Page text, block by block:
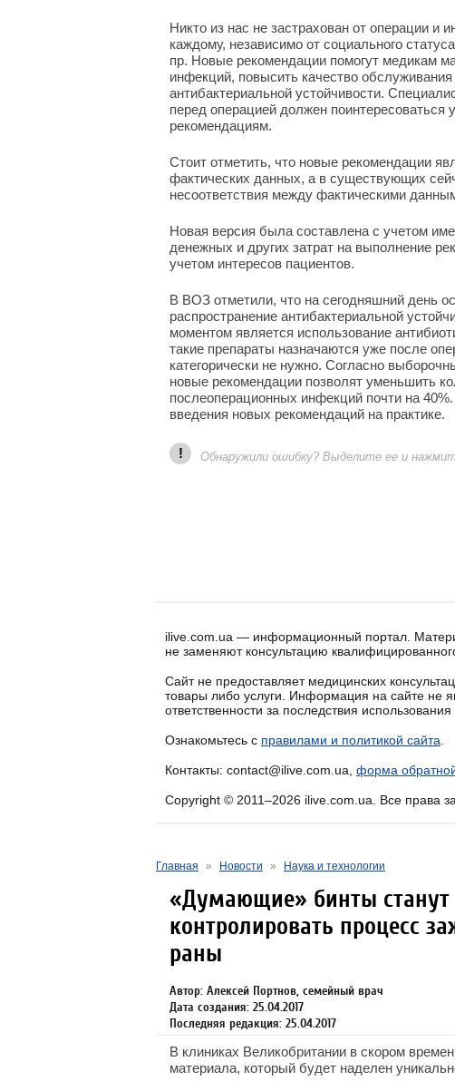
Никто из нас не застрахован от операции и
каждому, независимо от социального
пр. Новые рекомендации помогут медикам
инфекций, повысить качество
антибактериальной устойчивости.
перед операцией должен поинтересоваться
рекомендациям.
Стоит отметить, что новые рекомендации
фактических данных, а в существующих
несоответствия между фактическими
Новая версия была составлена с учетом
денежных и других затрат на выполнение
учетом интересов пациентов.
В ВОЗ отметили, что на сегодняшний день
распространение антибактериальной
моментом является использование
такие препараты назначаются уже после
категорически не нужно. Согласно
новые рекомендации позволят уменьшить
послеоперационных инфекций почти на
введения новых рекомендаций на практике.
! Обнаружили ошибку? Выделите ее и
ilive.com.ua — информационный портал.
не заменяют консультацию
Сайт не предоставляет медицинских
товары либо услуги. Информация на сайте не
ответственности за последствия
Ознакомьтесь с правилами и политикой сайта
Контакты: contact@ilive.com.ua, форма обратной
Copyright © 2011–2026 ilive.com.ua. Все права
Главная » Новости » Наука и технологии
«Думающие» бинты станут
контролировать процесс
раны
Автор: Алексей Портнов, семейный врач
Дата создания: 25.04.2017
Последняя редакция: 25.04.2017
В клиниках Великобритании в скором
материала, который будет наделен